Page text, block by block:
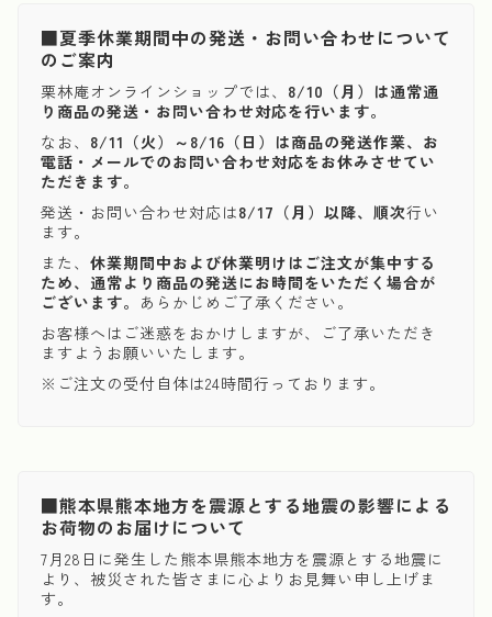
■夏季休業期間中の発送・お問い合わせについて
のご案内
栗林庵オンラインショップでは、 8/10（月）は通常通
り商品の発送・お問い合わせ対応を行います。
なお、 8/11（火）～8/16（日）は商品の発送作業、お
電話・メールでのお問い合わせ対応をお休みさせてい
ただきます。
発送・お問い合わせ対応は8/17（月）以降、順次行い
ます。
また、 休業期間中および休業明けはご注文が集中する
ため、通常より商品の発送にお時間をいただく場合が
ございます。 あらかじめご了承ください。
お客様へはご迷惑をおかけしますが、ご了承いただき
ますようお願いいたします。
※ご注文の受付自体は24時間行っております。
■熊本県熊本地方を震源とする地震の影響による
お荷物のお届けについて
7月28日に発生した熊本県熊本地方を震源とする地震に
より、被災された皆さまに心よりお見舞い申し上げま
す。